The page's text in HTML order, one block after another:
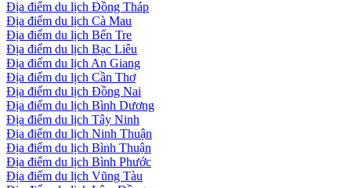
Địa điểm du lịch Đồng Tháp
Địa điểm du lịch Cà Mau
Địa điểm du lịch Bến Tre
Địa điểm du lịch Bạc Liêu
Địa điểm du lịch An Giang
Địa điểm du lịch Cần Thơ
Địa điểm du lịch Đồng Nai
Địa điểm du lịch Bình Dương
Địa điểm du lịch Tây Ninh
Địa điểm du lịch Ninh Thuận
Địa điểm du lịch Bình Thuận
Địa điểm du lịch Bình Phước
Địa điểm du lịch Vũng Tàu